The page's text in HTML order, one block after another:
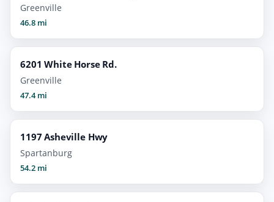
Greenville
46.8 mi
6201 White Horse Rd.
Greenville
47.4 mi
1197 Asheville Hwy
Spartanburg
54.2 mi